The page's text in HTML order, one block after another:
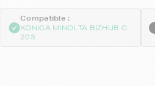
Compatible :
KONICA MINOLTA BIZHUB C
203